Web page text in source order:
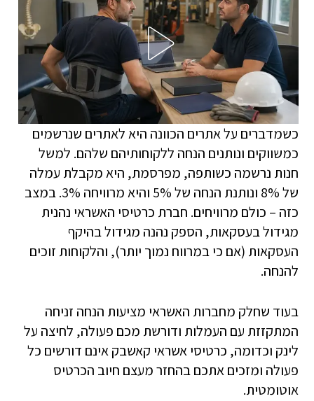
כשמדברים על אתרים הכוונה היא לאתרים שנרשמים
כמשווקים ונותנים הנחה ללקוחותיהם שלהם. למשל
חנות נרשמה כשותפה, מפרסמת, היא מקבלת עמלה
של 8% ונותנת הנחה של 5% והיא מרוויחה 3%. במצב
כזה – כולם מרוויחים. חברת כרטיסי האשראי נהנית
מגידול בעסקאות, הספק נהנה מגידול בהיקף
העסקאות (אם כי במרווח נמוך יותר), והלקוחות זוכים
להנחה.
בעוד שחלק מחברות האשראי מציעות הנחה זניחה
המתקזזת עם העמלות ודורשת מכם פעולה, לחיצה על
לינק וכדומה, כרטיסי אשראי קאשבק אינם דורשים כל
פעולה ומזכים אתכם בהחזר מעצם חיוב הכרטיס
אוטומטית.